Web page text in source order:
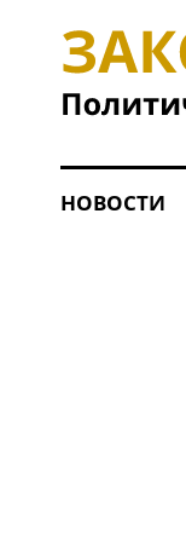
НОВОСТИ